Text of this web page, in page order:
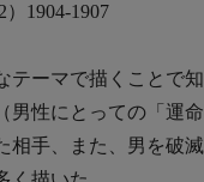
）1904-1907
テーマで描くことで知
性にとっての「運命
相手、また、男を破滅